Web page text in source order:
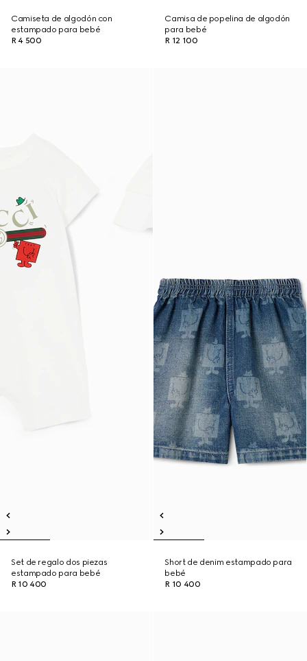
Camiseta de algodón con
estampado para bebé
R 4 500
Camisa de popelina de algodón
para bebé
R 12 100
Set de regalo dos piezas
estampado para bebé
R 10 400
Short de denim estampado para
bebé
R 10 400